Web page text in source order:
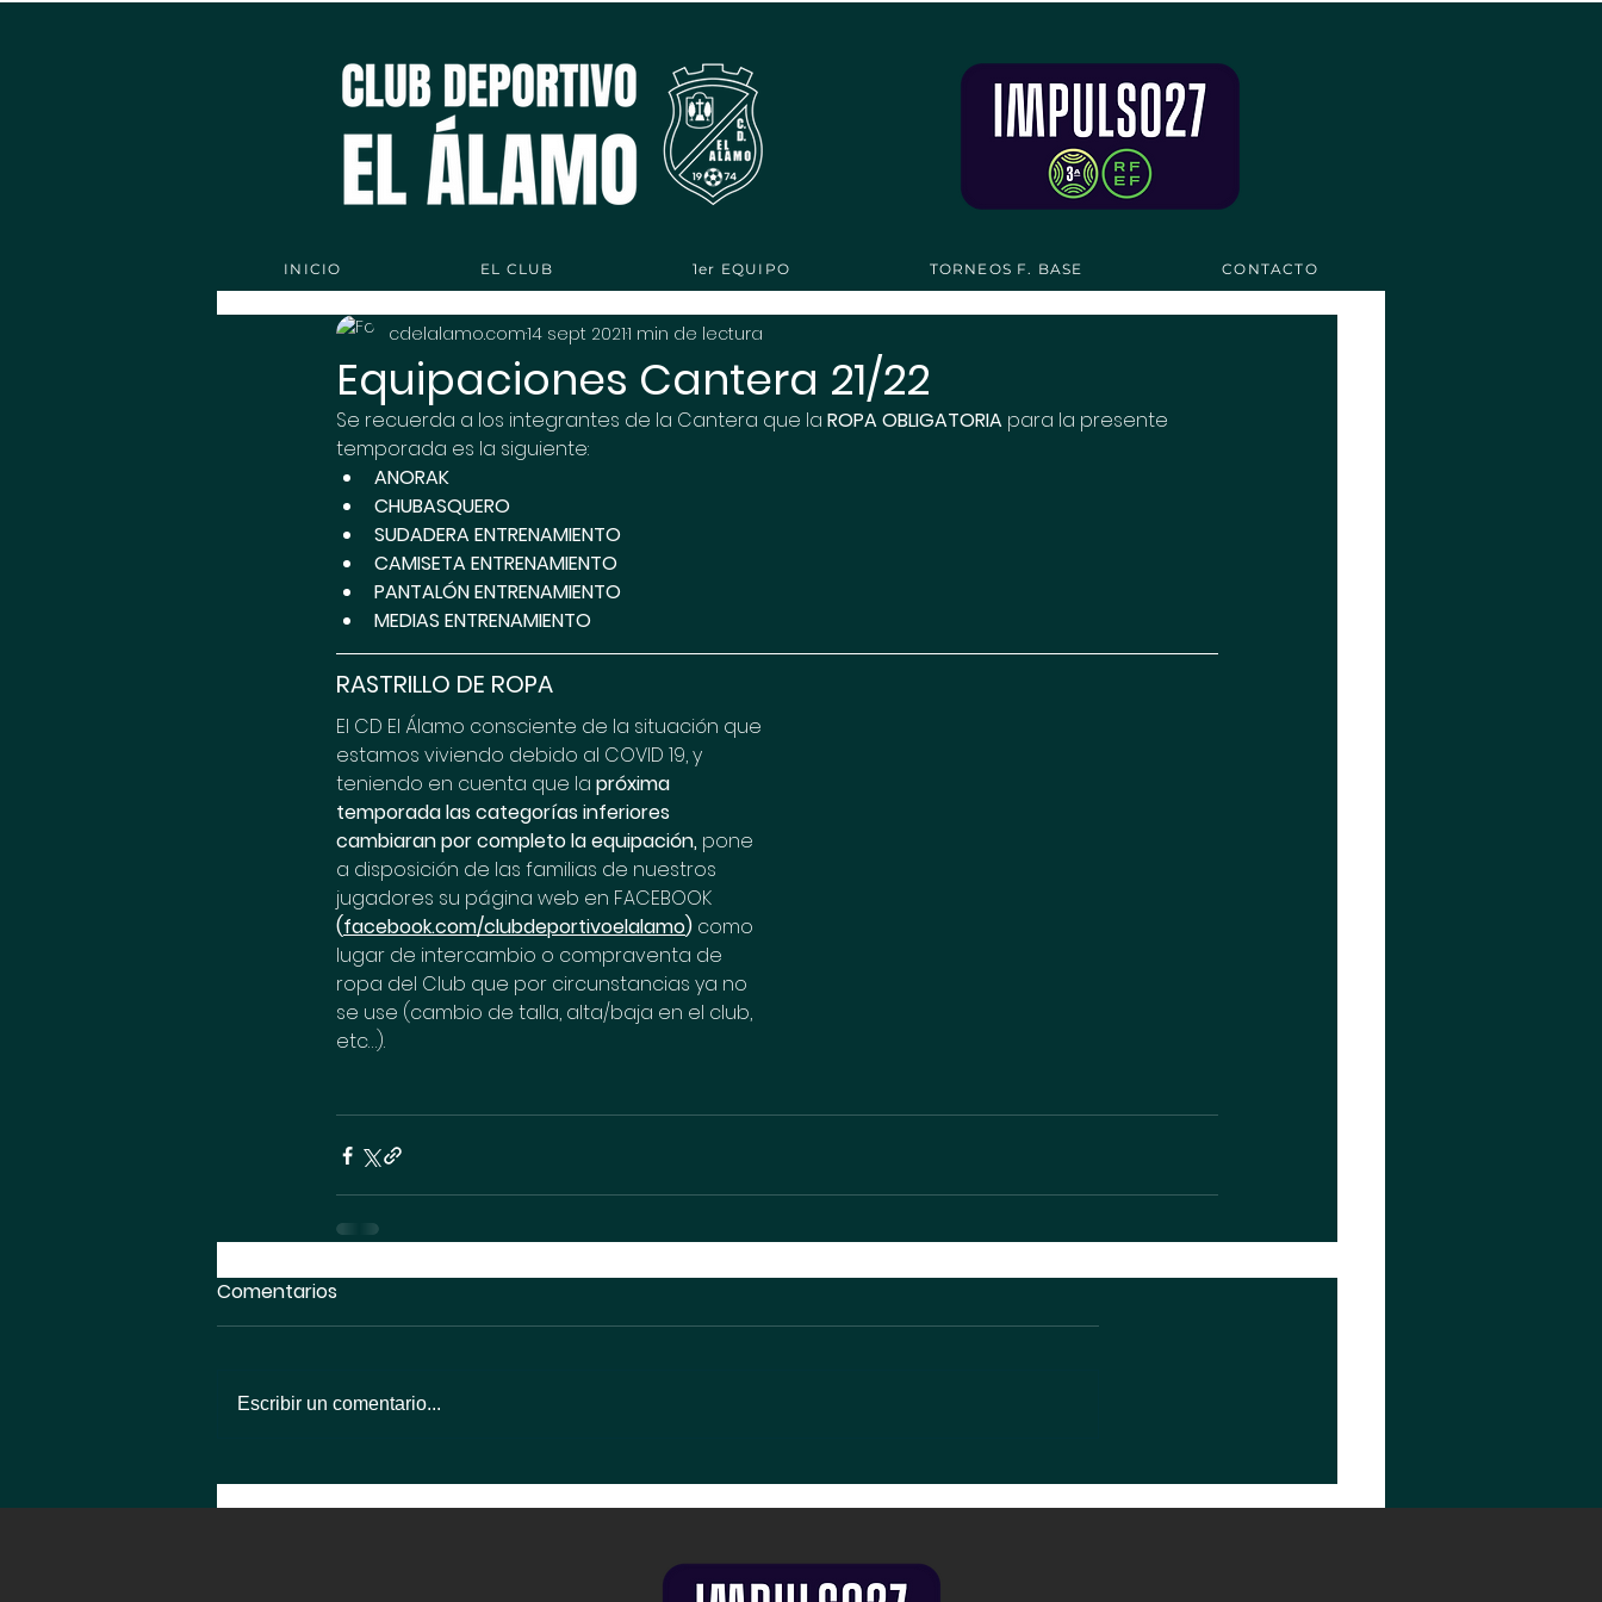
INICIO EL CLUB 1er EQUIPO TORNEOS F. BASE CONTACTO
Equipaciones Cantera 21/22
cdelalamo.com14 sept 20211 min de lectura
Se recuerda a los integrantes de la Cantera que la ROPA OBLIGATORIA para la presente
temporada es la siguiente:
ANORAK
CHUBASQUERO
SUDADERA ENTRENAMIENTO
CAMISETA ENTRENAMIENTO
PANTALÓN ENTRENAMIENTO
MEDIAS ENTRENAMIENTO
RASTRILLO DE ROPA
El CD El Álamo consciente de la situación que
estamos viviendo debido al COVID 19, y
teniendo en cuenta que la próxima
temporada las categorías inferiores
cambiaran por completo la equipación, pone
a disposición de las familias de nuestros
jugadores su página web en FACEBOOK
(facebook.com/clubdeportivoelalamo) como
lugar de intercambio o compraventa de
ropa del Club que por circunstancias ya no
se use (cambio de talla, alta/baja en el club,
etc…).
Comentarios
Escribir un comentario...